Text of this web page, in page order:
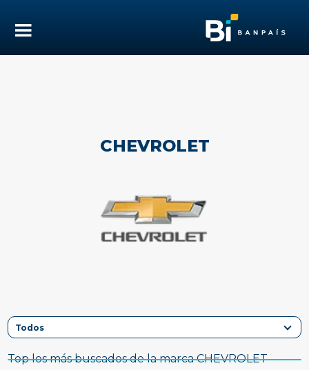
CHEVROLET
Top los más buscados de la marca CHEVROLET